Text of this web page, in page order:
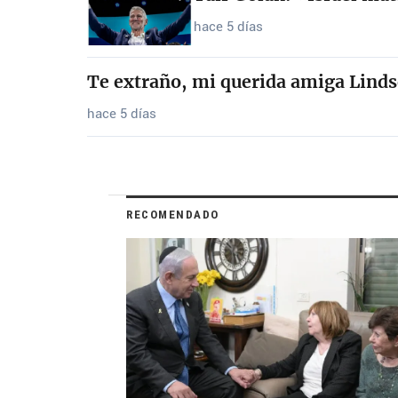
hace 5 días
Te extraño, mi querida amiga
hace 5 días
RECOMENDADO